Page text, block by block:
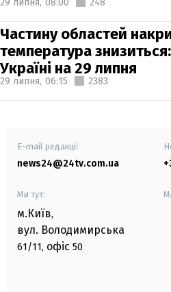
Частину областей
температура
Україні на 29 липня
29 липня, 06:15 2383
E-mail редакції
news24@24tv.com.ua
Ми тут:
м.Київ,
вул. Володимирська
61/11, офіс 50